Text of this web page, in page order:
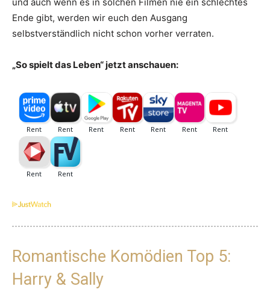
Ende gibt, werden wir euch den Ausgang
selbstverständlich nicht schon vorher verraten.
„So spielt das Leben“ jetzt anschauen:
Romantische Komödien Top 5:
Harry & Sally